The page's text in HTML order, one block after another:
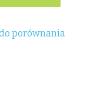
porównania